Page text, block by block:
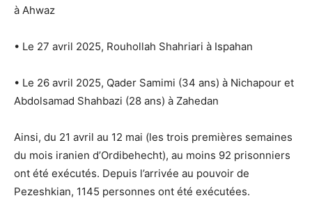
à Ahwaz
• Le 27 avril 2025, Rouhollah Shahriari à Ispahan
• Le 26 avril 2025, Qader Samimi (34 ans) à Nichapour et
Abdolsamad Shahbazi (28 ans) à Zahedan
Ainsi, du 21 avril au 12 mai (les trois premières semaines
du mois iranien d’Ordibehecht), au moins 92 prisonniers
ont été exécutés. Depuis l’arrivée au pouvoir de
Pezeshkian, 1145 personnes ont été exécutées.